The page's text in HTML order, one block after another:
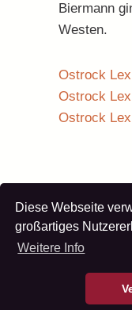
Diese Webseite
großartiges
Weitere Info
Biermann
Westen.
Ostrock
Ostrock
Ostrock